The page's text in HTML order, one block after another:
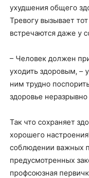
ухудшения общего
Тревогу вызывает
встречаются даже у
– Человек должен
уходить здоровым, –
ним трудно
здоровье
Так что сохраняет
хорошего
соблюдении важных
предусмотренных
профсоюзная